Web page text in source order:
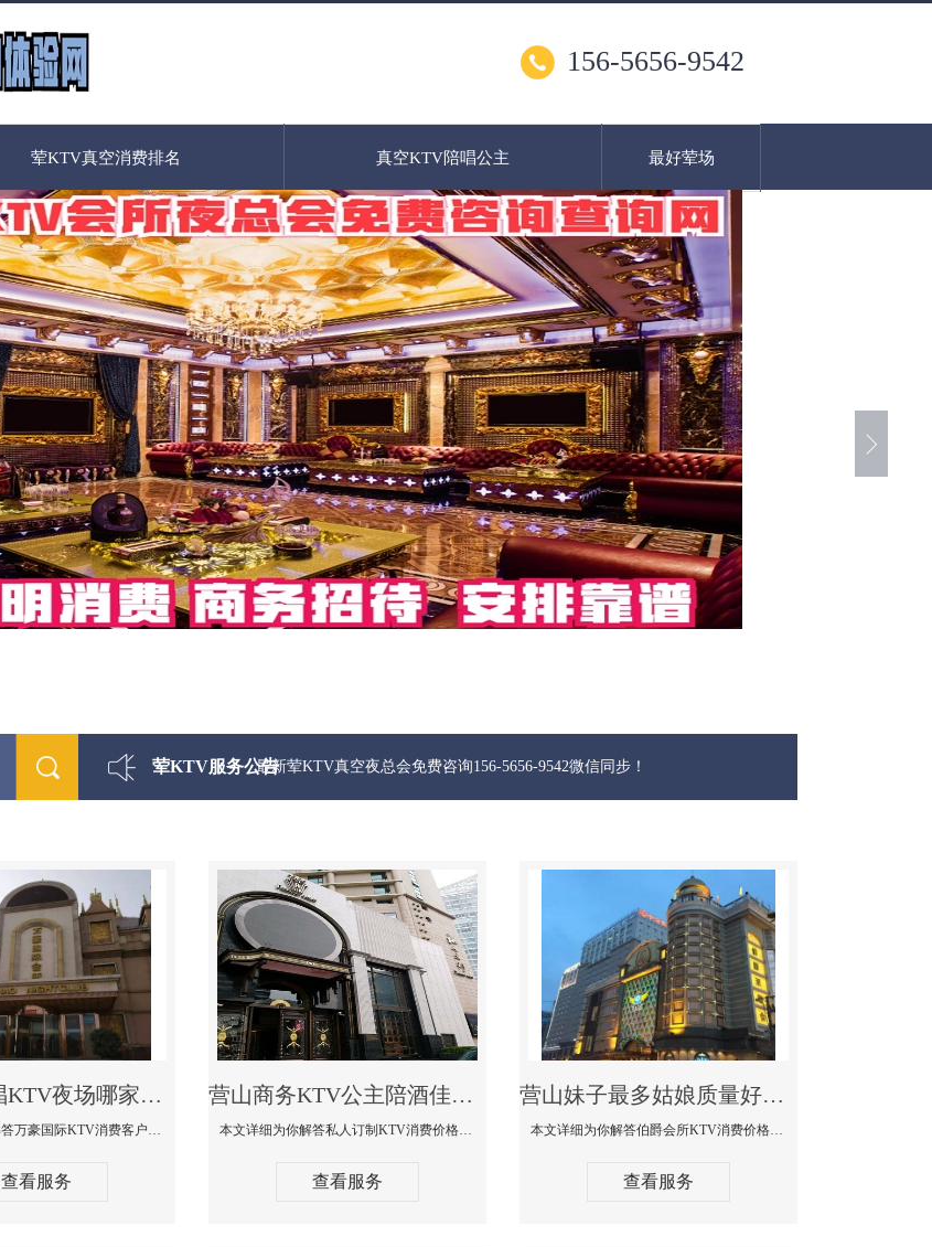
156-5656-9542
荤KTV真空消费排名 真空KTV陪唱公主 最好荤场
荤KTV服务公告
最新荤KTV真空夜总会免费咨询156-5656-9542微信同步！
营山摸摸唱KTV夜场哪家好玩开放-万豪国际KTV消费客户点评
本文详细为你解答万豪国际KTV消费客户点评，更多关于摸摸唱KTV夜场哪家好玩开放咨询156-5656-9542微信同步！
查看服务
营山商务KTV公主陪酒佳丽漂亮哪家多-私人订制KTV消费价格口碑点评
本文详细为你解答私人订制KTV消费价格口碑点评，更多关于商务KTV公主陪酒佳丽漂亮哪家多免费咨询156-5656-9542微信同步！
查看服务
营山妹子最多姑娘质量好的真空夜总会KTV-伯爵会所KTV消费点评
本文详细为你解答伯爵会所KTV消费价格点评，更多关于妹子最多姑娘质量好的真空夜总会KTV免费咨询156-5656-9542微信同步！
查看服务